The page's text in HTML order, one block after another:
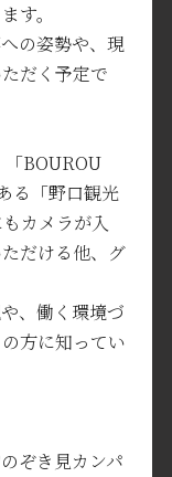
す。
の姿勢や、現
だく予定で
「BOUROU
る「野口観光
カメラが入
だける他、グ
、働く環境づ
方に知ってい
ぞき見カンパ